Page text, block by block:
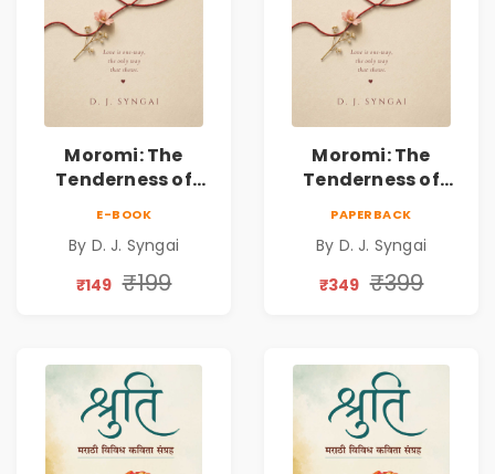
Moromi: The
Tenderness of
Collection on
Unrequited Love,
Resilience
E-BOOK
By D. J. Syngai
₹149 ₹199
Moromi: The
Tenderness of
Collection on
Unrequited Love,
Resilience
PAPERBACK
By D. J. Syngai
₹349 ₹399